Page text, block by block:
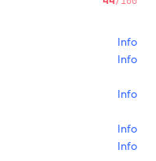
Info
Info
Info
Info
Info